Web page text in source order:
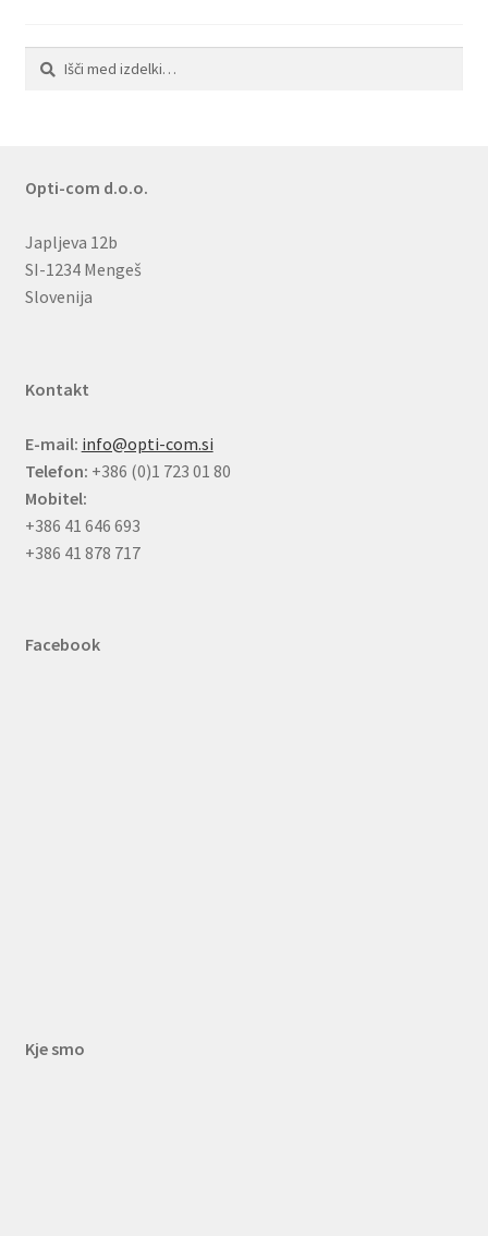
Išči:
Iskanje
Opti-com d.o.o.
Japljeva 12b
SI-1234 Mengeš
Slovenija
Kontakt
E-mail: info@opti-com.si
Telefon: +386 (0)1 723 01 80
Mobitel:
+386 41 646 693
+386 41 878 717
Facebook
Kje smo